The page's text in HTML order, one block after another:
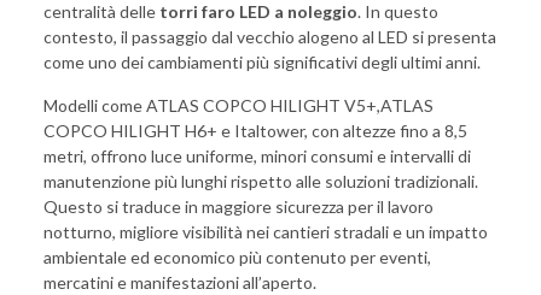
centralità delle torri faro LED a noleggio. In questo
contesto, il passaggio dal vecchio alogeno al LED si presenta
come uno dei cambiamenti più significativi degli ultimi anni.
Modelli comeATLAS COPCO HILIGHT V5+,ATLAS
COPCO HILIGHT H6+ e Italtower, con altezze fino a 8,5
metri, offrono luce uniforme, minori consumi e intervalli di
manutenzione più lunghi rispetto alle soluzioni tradizionali.
Questo si traduce in maggiore sicurezza per il lavoro
notturno, migliore visibilità nei cantieri stradali e un impatto
ambientale ed economico più contenuto per eventi,
mercatini e manifestazioni all’aperto.